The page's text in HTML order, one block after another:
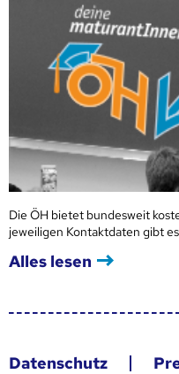
Die ÖH bietet bundesweit
jeweiligen Kontaktdaten gibt
Alles lesen
Datenschutz